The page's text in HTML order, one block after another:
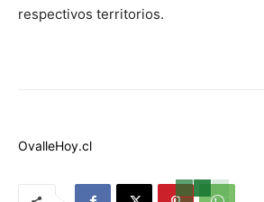
respectivos territorios.
OvalleHoy.cl